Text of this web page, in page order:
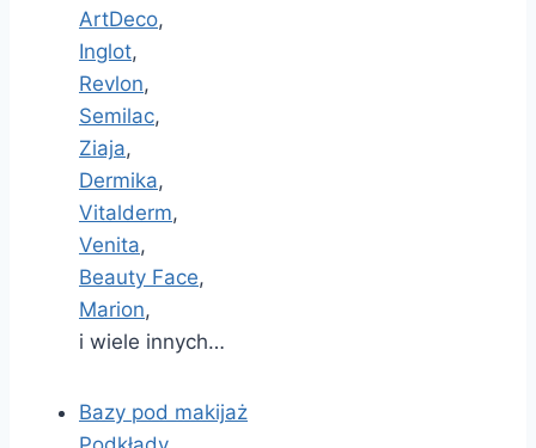
ArtDeco,
Inglot,
Revlon,
Semilac,
Ziaja,
Dermika,
Vitalderm,
Venita,
Beauty Face,
Marion,
i wiele innych…
Bazy pod makijaż